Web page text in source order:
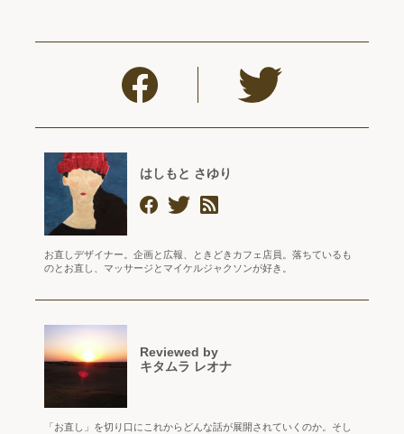
はしもと さゆり
お直しデザイナー。企画と広報、ときどきカフェ店員。落ちているも
のとお直し、マッサージとマイケルジャクソンが好き。
Reviewed by
キタムラ レオナ
「お直し」を切り口にこれからどんな話が展開されていくのか。そし